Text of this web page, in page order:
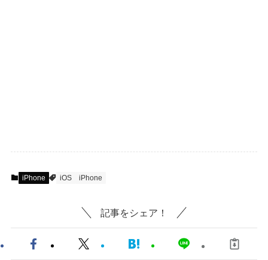
iPhone iOS iPhone
記事をシェア！